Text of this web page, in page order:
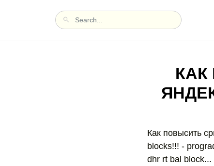
КАК
Как повысить
blocks!!! -
dhr rt bal block...